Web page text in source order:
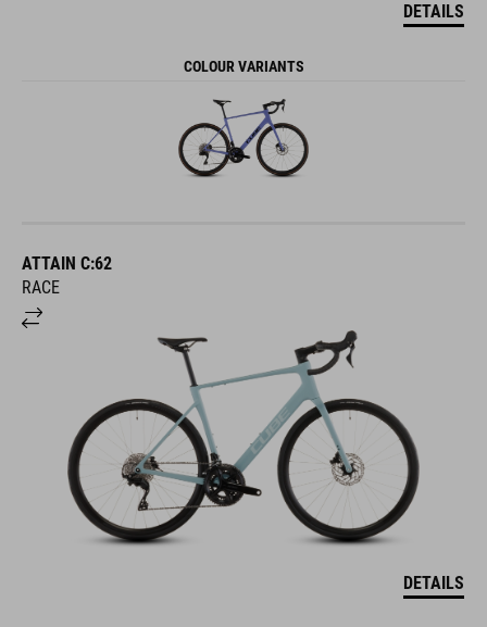
DETAILS
COLOUR VARIANTS
ATTAIN C:62
RACE
DETAILS